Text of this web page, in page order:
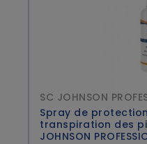
SC JOHNSON
Spray de
transpiration des
JOHNSON